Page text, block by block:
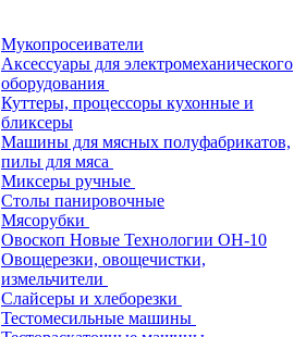
Мукопросеиватели
Аксессуары для электромеханического
оборудования
Куттеры, процессоры кухонные и
бликсеры
Машины для мясных полуфабрикатов,
пилы для мяса
Миксеры ручные
Столы панировочные
Мясорубки
Овоскоп Новые Технологии ОН-10
Овощерезки, овощечистки,
измельчители
Слайсеры и хлеборезки
Тестомесильные машины